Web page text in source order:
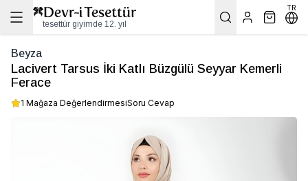
tesettür giyimde 12. yıl
TR
Beyza
Lacivert Tarsus İki Katlı Büzgülü Seyyar Kemerli
Ferace
1 Mağaza DeğerlendirmesiSoru Cevap